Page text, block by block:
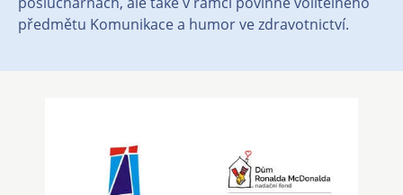
předmětu Komunikace a humor ve zdravotnictví.